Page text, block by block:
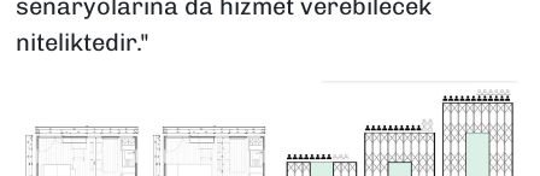
senaryolarına da hizmet verebilecek
niteliktedir."